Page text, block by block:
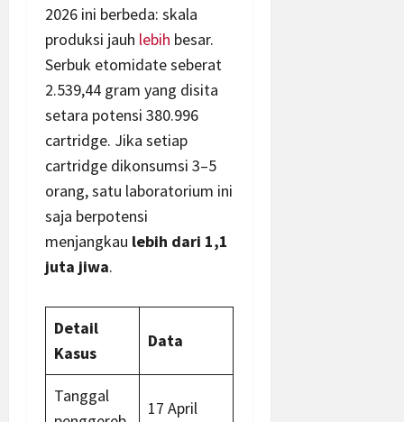
2026 ini berbeda: skala
produksi jauh lebih besar.
Serbuk etomidate seberat
2.539,44 gram yang disita
setara potensi 380.996
cartridge. Jika setiap
cartridge dikonsumsi 3–5
orang, satu laboratorium ini
saja berpotensi
menjangkau lebih dari 1,1
juta jiwa.
Detail
Kasus
Data
Tanggal
17 April